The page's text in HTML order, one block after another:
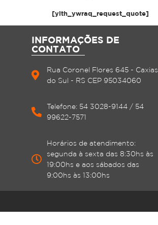
[yith_ywraq_request_quote]
INFORMAÇÕES DE
CONTATO
Rua Coronel Flores 645 - Caxias
do Sul - RS CEP 95034060
Telefone: 54 3028-9144 / 54
99622-7571
Horários de atendimento:
segunda à sexta das 8:30hs às
19:00hs e aos sábados das
9:00hs às 13:00hs